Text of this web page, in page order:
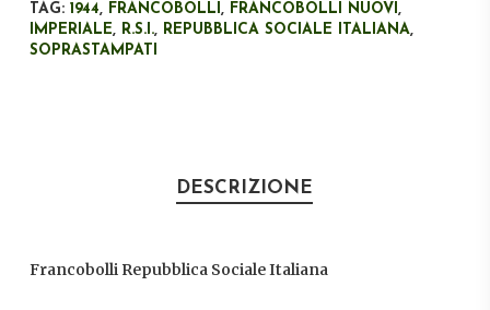
TAG: 1944, FRANCOBOLLI, FRANCOBOLLI NUOVI,
IMPERIALE, R.S.I., REPUBBLICA SOCIALE ITALIANA,
SOPRASTAMPATI
DESCRIZIONE
Francobolli Repubblica Sociale Italiana